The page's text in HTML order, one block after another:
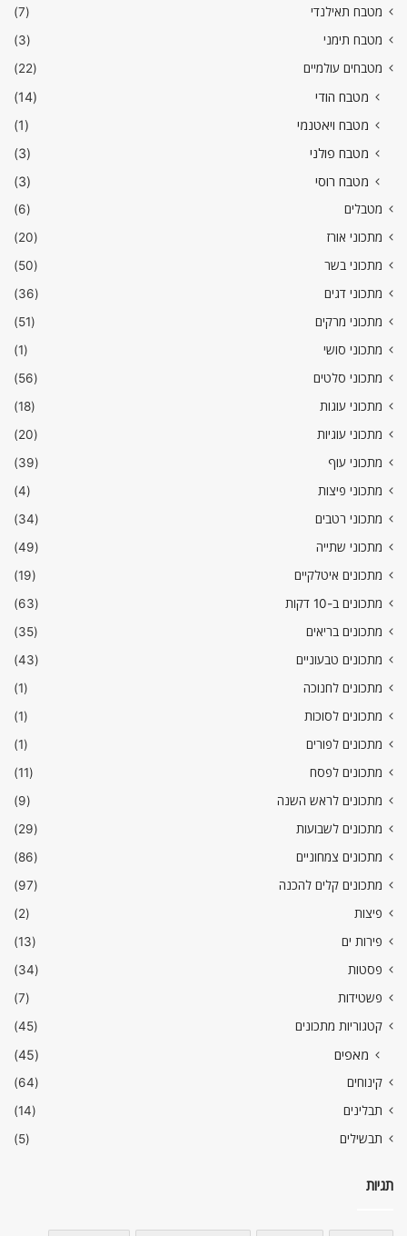
מטבח תאילנדי
(7)
מטבח תימני
(3)
מטבחים עולמיים
(22)
מטבח הודי
(14)
מטבח ויאטנמי
(1)
מטבח פולני
(3)
מטבח רוסי
(3)
מטבלים
(6)
מתכוני אורז
(20)
מתכוני בשר
(50)
מתכוני דגים
(36)
מתכוני מרקים
(51)
מתכוני סושי
(1)
מתכוני סלטים
(56)
מתכוני עוגות
(18)
מתכוני עוגיות
(20)
מתכוני עוף
(39)
מתכוני פיצות
(4)
מתכוני רטבים
(34)
מתכוני שתייה
(49)
מתכונים איטלקיים
(19)
מתכונים ב-10 דקות
(63)
מתכונים בריאים
(35)
מתכונים טבעוניים
(43)
מתכונים לחנוכה
(1)
מתכונים לסוכות
(1)
מתכונים לפורים
(1)
מתכונים לפסח
(11)
מתכונים לראש השנה
(9)
מתכונים לשבועות
(29)
מתכונים צמחוניים
(86)
מתכונים קלים להכנה
(97)
פיצות
(2)
פירות ים
(13)
פסטות
(34)
פשטידות
(7)
קטגוריות מתכונים
(45)
מאפים (45)
קינוחים
(64)
תבלינים
(14)
תבשילים
(5)
תגיות